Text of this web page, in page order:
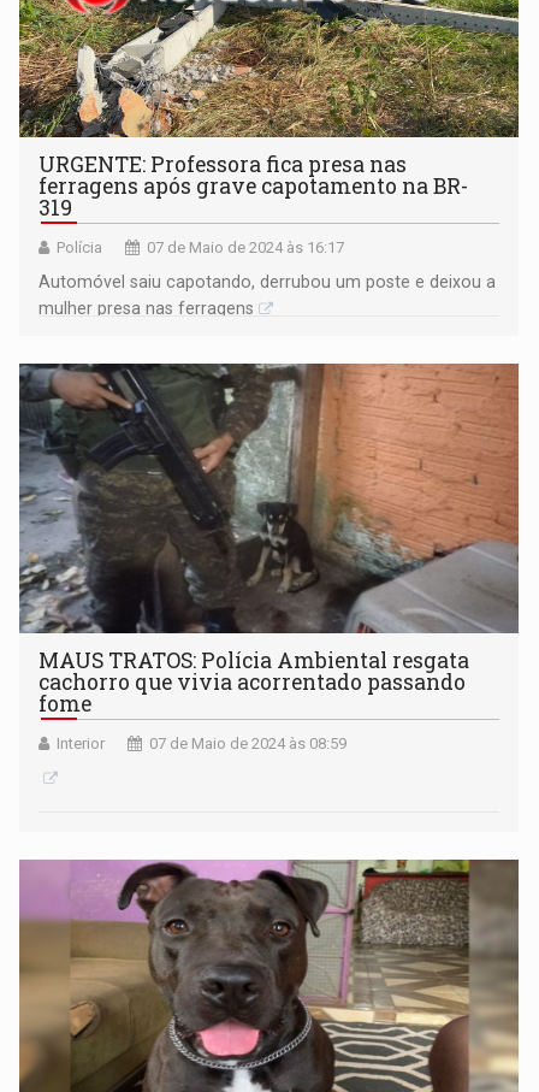
URGENTE: Professora fica presa nas
ferragens após grave capotamento na BR-
319
Polícia 07 de Maio de 2024 às 16:17
Automóvel saiu capotando, derrubou um poste e deixou a
mulher presa nas ferragens
MAUS TRATOS: Polícia Ambiental resgata
cachorro que vivia acorrentado passando
fome
Interior 07 de Maio de 2024 às 08:59